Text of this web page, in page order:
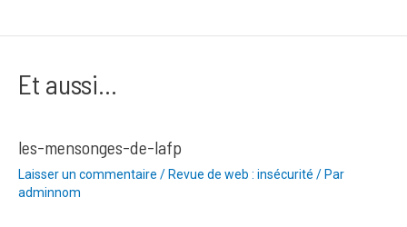
Et aussi...
les-mensonges-de-lafp
Laisser un commentaire / Revue de web : insécurité / Par
adminnom